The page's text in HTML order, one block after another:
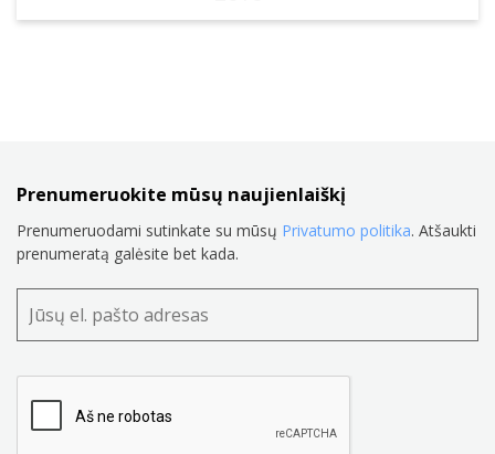
Prenumeruokite mūsų naujienlaiškį
Prenumeruodami sutinkate su mūsų Privatumo politika. Atšaukti
prenumeratą galėsite bet kada.